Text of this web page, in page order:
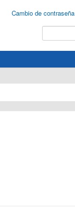
Cambio de contraseña